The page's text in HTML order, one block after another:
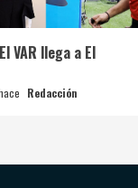
VAR llega a El
Redacción